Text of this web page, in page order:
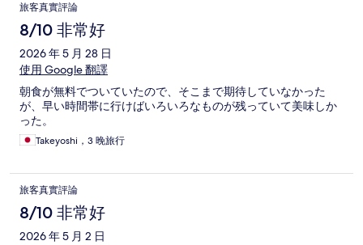
旅客真實評論
8/10 非常好
2026 年 5 月 28 日
使用 Google 翻譯
朝食が無料でついていたので、そこまで期待していなかった
が、早い時間帯に行けばいろいろなものが残っていて美味しか
った。
Takeyoshi，3 晚旅行
旅客真實評論
8/10 非常好
2026 年 5 月 2 日